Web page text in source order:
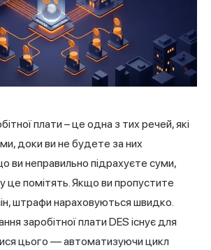
плати – це одна з тих речей, які
доки ви не будете за них
ви неправильно підрахуєте суми,
це помітять. Якщо ви пропустите
штрафи нараховуються швидко.
заробітної плати DES існує для
цього — автоматизуючи цикл